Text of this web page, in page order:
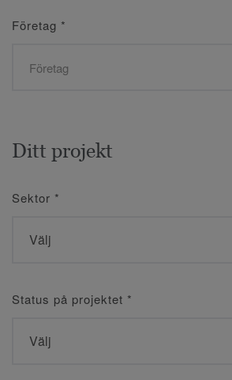
Företag *
Ditt projekt
Sektor *
Status på projektet *